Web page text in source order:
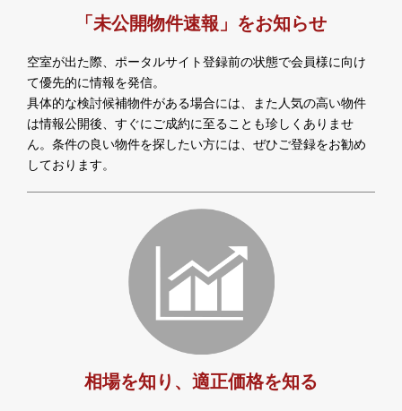
「未公開物件速報」をお知らせ
空室が出た際、ポータルサイト登録前の状態で会員様に向け
て優先的に情報を発信。
具体的な検討候補物件がある場合には、また人気の高い物件
は情報公開後、すぐにご成約に至ることも珍しくありませ
ん。条件の良い物件を探したい方には、ぜひご登録をお勧め
しております。
相場を知り、適正価格を知る